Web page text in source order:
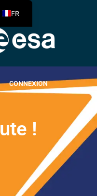
CONNEXION
ute !
FR